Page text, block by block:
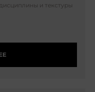
и текстуры